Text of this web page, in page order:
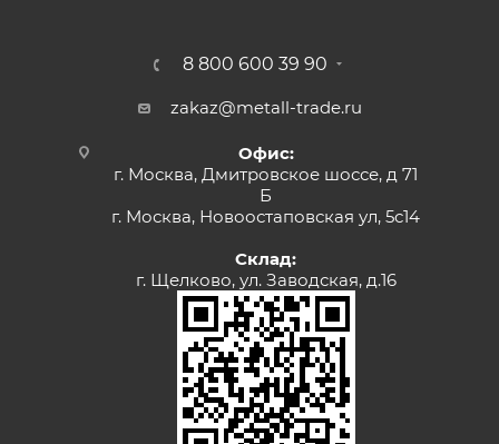
8 800 600 39 90
zakaz@metall-trade.ru
Офис:
г. Москва, Дмитровское шоссе, д 71
Б
г. Москва, Новоостаповская ул, 5с14
Склад:
г. Щелково, ул. Заводская, д.16